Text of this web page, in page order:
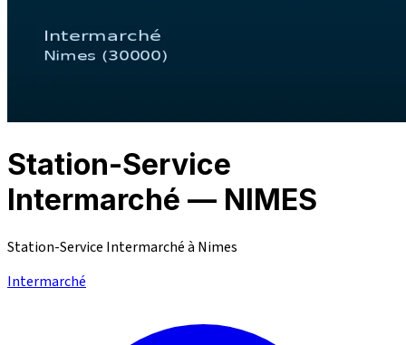
Station-Service
Intermarché — NIMES
Station-Service Intermarché à Nimes
Intermarché